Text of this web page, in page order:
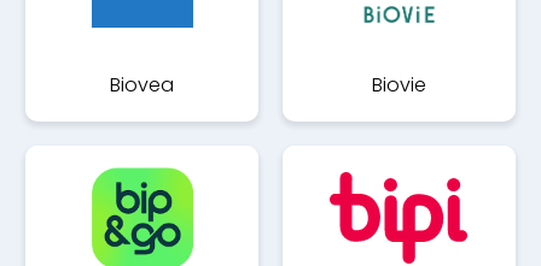
Biovea Biovie